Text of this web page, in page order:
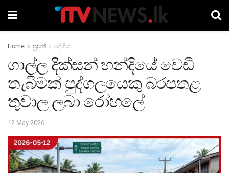
Home පුවත් දේශීය
ගාල්ල දික්සන් හන්දියේ වෙඩි
තැබීමක් පුද්ගලයෙකු බරපතළ
තුවාල ලබා රෝහලේ
12 May 2026